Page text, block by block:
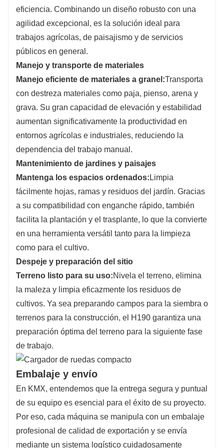
eficiencia. Combinando un diseño robusto con una
agilidad excepcional, es la solución ideal para
trabajos agrícolas, de paisajismo y de servicios
públicos en general.
Manejo y transporte de materiales
Manejo eficiente de materiales a granel:Transporta
con destreza materiales como paja, pienso, arena y
grava. Su gran capacidad de elevación y estabilidad
aumentan significativamente la productividad en
entornos agrícolas e industriales, reduciendo la
dependencia del trabajo manual.
Mantenimiento de jardines y paisajes
Mantenga los espacios ordenados: Limpia
fácilmente hojas, ramas y residuos del jardín. Gracias
a su compatibilidad con enganche rápido, también
facilita la plantación y el trasplante, lo que la convierte
en una herramienta versátil tanto para la limpieza
como para el cultivo.
Despeje y preparación del sitio
Terreno listo para su uso:Nivela el terreno, elimina
la maleza y limpia eficazmente los residuos de
cultivos. Ya sea preparando campos para la siembra o
terrenos para la construcción, el H190 garantiza una
preparación óptima del terreno para la siguiente fase
de trabajo.
Embalaje y envío
En KMX, entendemos que la entrega segura y puntual
de su equipo es esencial para el éxito de su proyecto.
Por eso, cada máquina se manipula con un embalaje
profesional de calidad de exportación y se envía
mediante un sistema logístico cuidadosamente